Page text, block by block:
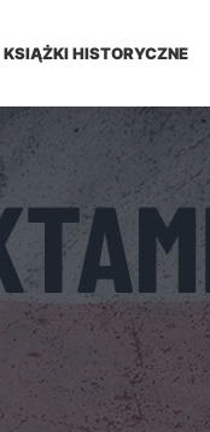
KSIĄŻKI HISTORYCZNE